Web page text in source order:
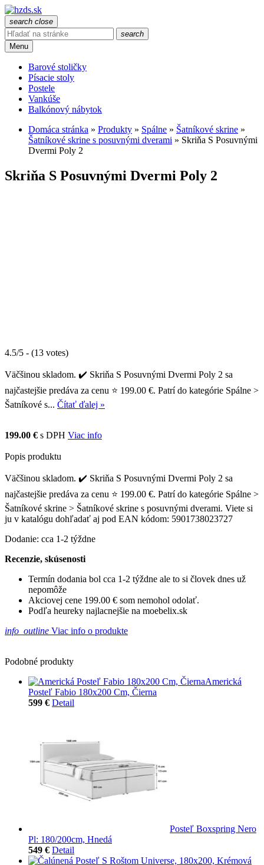
search close
search
Menu
Barové stoličky
Písacie stoly
Postele
Vankúše
Balkónový nábytok
Domáca stránka » Produkty » Spálne » Šatníkové skrine »
Šatníkové skrine s posuvnými dverami » Skriňa S Posuvnými
Dvermi Poly 2
Skriňa S Posuvnými Dvermi Poly 2
4.5/5 - (13 votes)
Väčšinou skladom. ✔️ Skriňa S Posuvnými Dvermi Poly 2 sa
najčastejšie predáva za cenu ⭐ 199.00 €. Patrí do kategórie Spálne >
Šatníkové s... Čítať ďalej »
199.00 € s DPH Viac info
Popis produktu
Väčšinou skladom. ✔️ Skriňa S Posuvnými Dvermi Poly 2 sa
najčastejšie predáva za cenu ⭐ 199.00 €. Patrí do kategórie Spálne >
Šatníkové skrine > Šatníkové skrine s posuvnými dverami. Viete si
ju v katalógu dohľadať aj pod EAN kódom: 5901738023727
Dodanie: cca 1-2 týždne
Recenzie, skúsenosti
Termín dodania bol cca 1-2 týždne ale to si človek dnes už
nepomôže
Akciovej cene 199.00 € som nemohol odolať.
Podľa heureky najlacnejšie na moebelix.sk
info_outline Viac info o produkte
Podobné produkty
Americká
Posteľ Fabio 180x200 Cm, Čierna
599 € Detail
Posteľ Boxspring Nero
Pl: 180/200cm, Hnedá
549 € Detail